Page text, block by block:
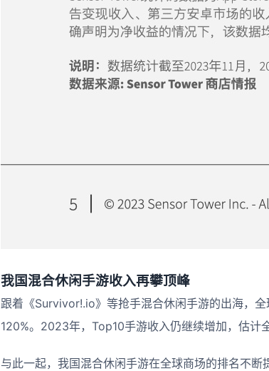
我国混合休闲手游收入再攀顶峰
跟着《Survivor!.io》等抢手混合休闲手游的出海，
120%。2023年，Top10手游收入仍继续增加，估计
与此一起，我国混合休闲手游在全球商场的排名不